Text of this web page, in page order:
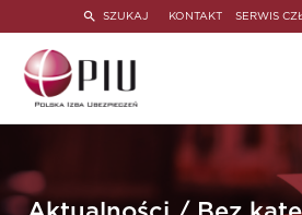
SZUKAJ KONTAKT SERWIS